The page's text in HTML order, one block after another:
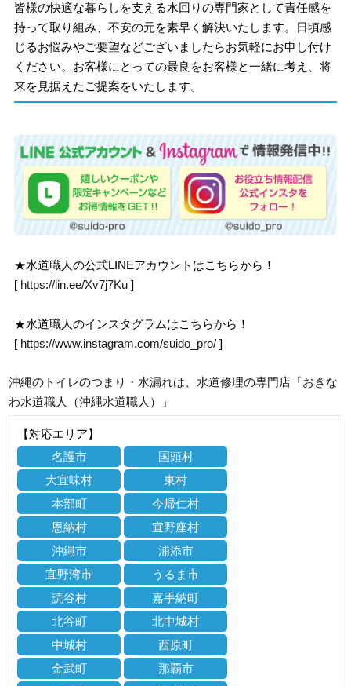
皆様の快適な暮らしを支える水回りの専門家として責任感を
持って取り組み、不安の元を素早く解決いたします。日頃感
じるお悩みやご要望などございましたらお気軽にお申し付け
ください。お客様にとっての最良をお客様と一緒に考え、将
来を見据えたご提案をいたします。
★水道職人の公式LINEアカウントはこちらから！
[ https://lin.ee/Xv7j7Ku ]
★水道職人のインスタグラムはこちらから！
[ https://www.instagram.com/suido_pro/ ]
沖縄のトイレのつまり・水漏れは、水道修理の専門店「おきな
わ水道職人（沖縄水道職人）」
【対応エリア】
名護市
国頭村
大宜味村
東村
本部町
今帰仁村
恩納村
宜野座村
沖縄市
浦添市
宜野湾市
うるま市
読谷村
嘉手納町
北谷町
北中城村
中城村
西原町
金武町
那覇市